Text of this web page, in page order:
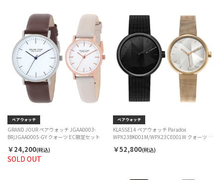
SOLD OUT
GRAND JOUR ペアウォッチ JGAA0003-
BR/JGAA0005-GY クォーツ EC限定セット
￥24,200(税込)
KLASSE14 ペアウォッチ Paradox
WPX23BK001M/WPX23CE001W クォーツ EC
￥52,800(税込)